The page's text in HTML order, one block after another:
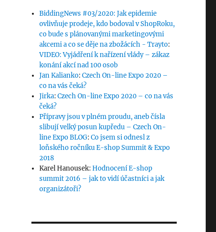
BiddingNews #03/2020: Jak epidemie
ovlivňuje prodeje, kdo bodoval v ShopRoku,
co bude s plánovanými marketingovými
akcemi a co se děje na zbožácích - Trayto:
VIDEO: Vyjádření k nařízení vlády – zákaz
konání akcí nad 100 osob
Jan Kalianko:Czech On-line Expo 2020 –
co na vás čeká?
Jirka:Czech On-line Expo 2020 – co na vás
čeká?
Přípravy jsou v plném proudu, aneb čísla
slibují velký posun kupředu – Czech On-
line Expo BLOG:Co jsem si odnesl z
loňského ročníku E-shop Summit & Expo
2018
Karel Hanousek:Hodnocení E-shop
summit 2016 – jak to vidí účastníci a jak
organizátoři?